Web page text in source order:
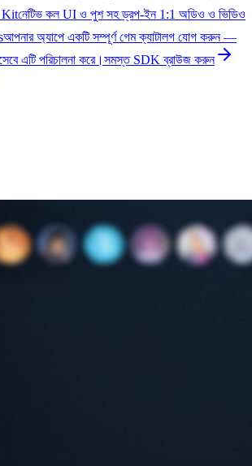
Kitনেটিভ কল UI ও পুশ সহ ড্রপ-ইন 1:1 অডিও ও ভিডিও
আপনার অ্যাপে একটি সম্পূর্ণ গেম ক্যাটালগ যোগ করুন —
এটি পরিচালনা করে। সমস্ত SDK ব্রাউজ করুন